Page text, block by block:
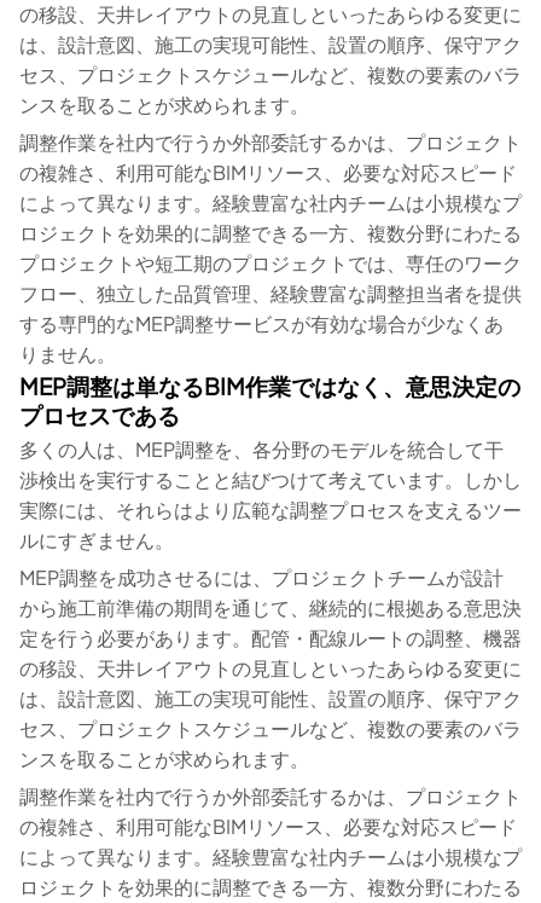
の移設、天井レイアウトの見直しといったあらゆる変更に
は、設計意図、施工の実現可能性、設置の順序、保守アク
セス、プロジェクトスケジュールなど、複数の要素のバラ
ンスを取ることが求められます。
調整作業を社内で行うか外部委託するかは、プロジェクト
の複雑さ、利用可能なBIMリソース、必要な対応スピード
によって異なります。経験豊富な社内チームは小規模なプ
ロジェクトを効果的に調整できる一方、複数分野にわたる
プロジェクトや短工期のプロジェクトでは、専任のワーク
フロー、独立した品質管理、経験豊富な調整担当者を提供
する専門的なMEP調整サービスが有効な場合が少なくあ
りません。
MEP調整は単なるBIM作業ではなく、意思決定の
プロセスである
多くの人は、MEP調整を、各分野のモデルを統合して干
渉検出を実行することと結びつけて考えています。しかし
実際には、それらはより広範な調整プロセスを支えるツー
ルにすぎません。
MEP調整を成功させるには、プロジェクトチームが設計
から施工前準備の期間を通じて、継続的に根拠ある意思決
定を行う必要があります。配管・配線ルートの調整、機器
の移設、天井レイアウトの見直しといったあらゆる変更に
は、設計意図、施工の実現可能性、設置の順序、保守アク
セス、プロジェクトスケジュールなど、複数の要素のバラ
ンスを取ることが求められます。
調整作業を社内で行うか外部委託するかは、プロジェクト
の複雑さ、利用可能なBIMリソース、必要な対応スピード
によって異なります。経験豊富な社内チームは小規模なプ
ロジェクトを効果的に調整できる一方、複数分野にわたる